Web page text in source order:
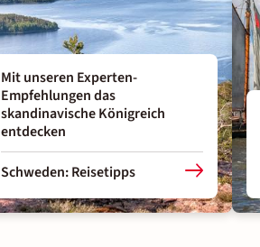
Mit unseren Experten-
Empfehlungen das
skandinavische Königreich
entdecken
Schweden: Reisetipps